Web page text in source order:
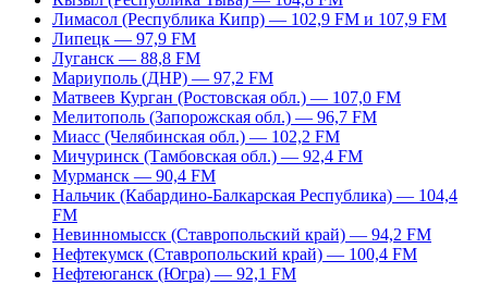
Лимасол (Республика Кипр) — 102,9 FM и 107,9 FM
Липецк — 97,9 FM
Луганск — 88,8 FM
Мариуполь (ДНР) — 97,2 FM
Матвеев Курган (Ростовская обл.) — 107,0 FM
Мелитополь (Запорожская обл.) — 96,7 FM
Миасс (Челябинская обл.) — 102,2 FM
Мичуринск (Тамбовская обл.) — 92,4 FM
Мурманск — 90,4 FM
Нальчик (Кабардино-Балкарская Республика) — 104,4
FM
Невинномысск (Ставропольский край) — 94,2 FM
Нефтекумск (Ставропольский край) — 100,4 FM
Нефтеюганск (Югра) — 92,1 FM